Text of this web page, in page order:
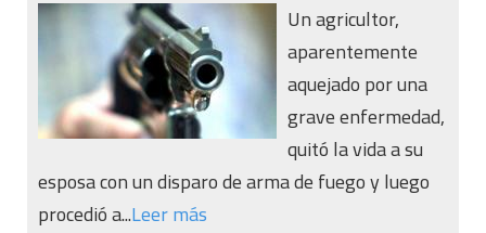
Un agricultor,
aparentemente
aquejado por una
grave enfermedad,
quitó la vida a su
esposa con un disparo de arma de fuego y luego
procedió a...Leer más